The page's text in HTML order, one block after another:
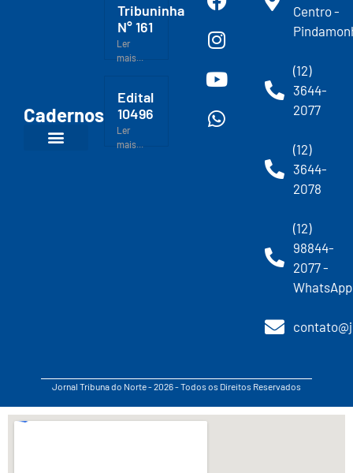
Cadernos
Tribuninha
N° 161
Ler
mais...
Edital
10496
Ler
mais...
Centro -
(12)
3644-
2077
(12)
3644-
2078
(12)
98844-
2077 -
WhatsApp
Jornal Tribuna do Norte - 2026 - Todos os Direitos Reservados